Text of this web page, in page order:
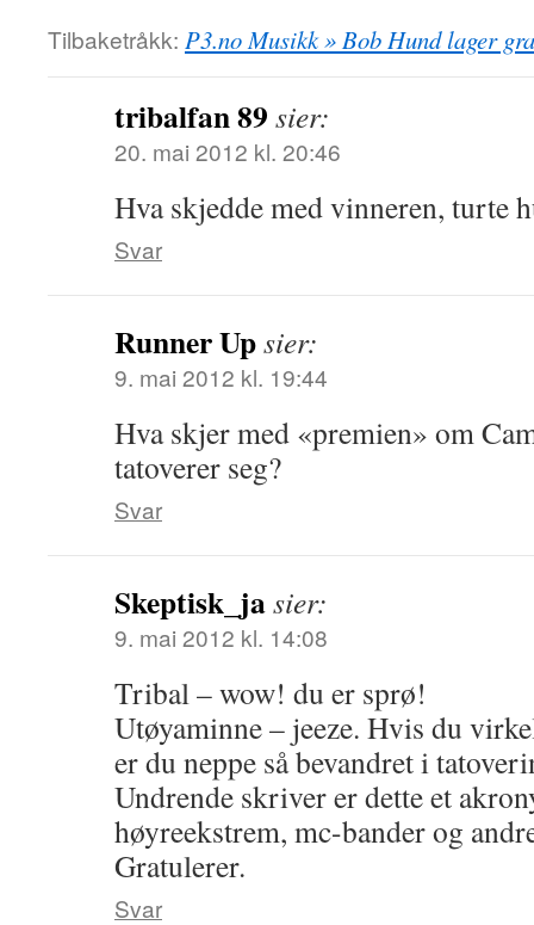
Tilbaketråkk: P3.no Musikk » Bob Hund lager
tribalfan 89 sier:
20. mai 2012 kl. 20:46
Hva skjedde med vinneren, turte
Svar
Runner Upsier:
9. mai 2012 kl. 19:44
Hva skjer med «premien» om
tatoverer seg?
Svar
Skeptisk_jasier:
9. mai 2012 kl. 14:08
Tribal – wow! du er sprø!
Utøyaminne – jeeze. Hvis du
er du neppe så bevandret i
Undrende skriver er dette et
høyreekstrem, mc-bander og
Gratulerer.
Svar